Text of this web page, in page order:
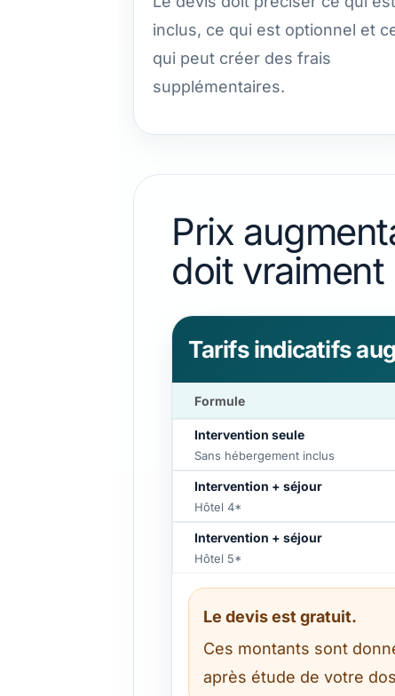
inclus, ce qui est optionnel et
qui peut créer des frais
supplémentaires.
Prix
doit vraiment
Tarifs indicatifs
Formule
Intervention seule
Sans hébergement inclus
Intervention + séjour
Hôtel 4*
Intervention + séjour
Hôtel 5*
Le devis est gratuit.
Ces montants sont
après étude de votre